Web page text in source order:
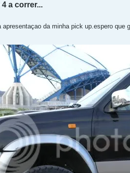
a correr...
da minha pick up.espero que